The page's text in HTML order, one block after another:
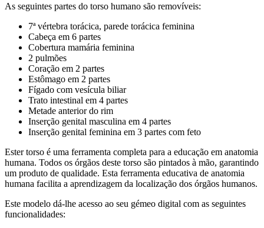
As seguintes partes do torso humano são removíveis:
7ª vértebra torácica, parede torácica feminina
Cabeça em 6 partes
Cobertura mamária feminina
2 pulmões
Coração em 2 partes
Estômago em 2 partes
Fígado com vesícula biliar
Trato intestinal em 4 partes
Metade anterior do rim
Inserção genital masculina em 4 partes
Inserção genital feminina em 3 partes com feto
Ester torso é uma ferramenta completa para a educação em anatomia
humana. Todos os órgãos deste torso são pintados à mão, garantindo
um produto de qualidade. Esta ferramenta educativa de anatomia
humana facilita a aprendizagem da localização dos órgãos humanos.
Este modelo dá-lhe acesso ao seu gémeo digital com as seguintes
funcionalidades: